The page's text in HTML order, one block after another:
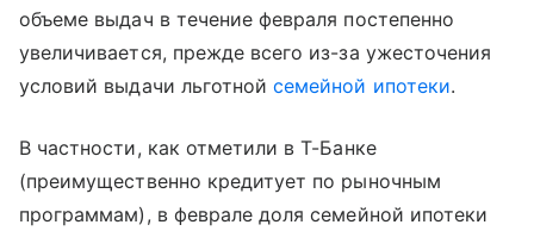
объеме выдач в течение февраля постепенно
увеличивается, прежде всего из-за ужесточения
условий выдачи льготнойсемейной ипотеки.
В частности, как отметили в Т-Банке
(преимущественно кредитует по рыночным
программам), в феврале доля семейной ипотеки